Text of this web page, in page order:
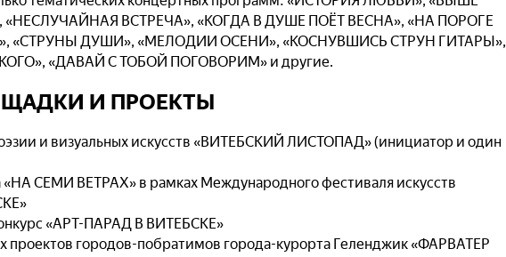
«НЕСЛУЧАЙНАЯ ВСТРЕЧА», «КОГДА В ДУШЕ ПОЁТ ВЕСНА», «НА ПОРОГЕ
«СТРУНЫ ДУШИ», «МЕЛОДИИ ОСЕНИ», «КОСНУВШИСЬ СТРУН ГИТАРЫ»,
«ДАВАЙ С ТОБОЙ ПОГОВОРИМ» и другие.
И ПРОЕКТЫ
и визуальных искусств «ВИТЕБСКИЙ ЛИСТОПАД» (инициатор и один
«НА СЕМИ ВЕТРАХ» в рамках Международного фестиваля искусств
«АРТ-ПАРАД В ВИТЕБСКЕ»
проектов городов-побратимов города-курорта Геленджик «ФАРВАТЕР